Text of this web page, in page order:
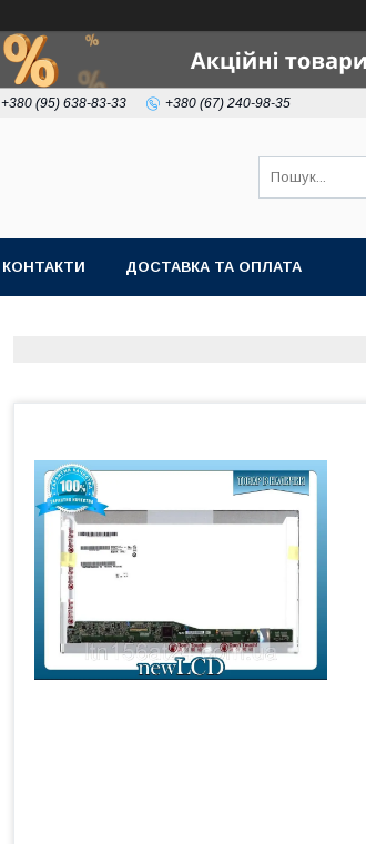
+380 (95) 638-83-33 +380 (67) 240-98-35
КОНТАКТИ ДОСТАВКА ТА ОПЛАТА